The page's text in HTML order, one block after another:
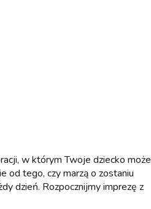
w którym Twoje dziecko może
od tego, czy marzą o zostaniu
dzień. Rozpocznijmy imprezę z